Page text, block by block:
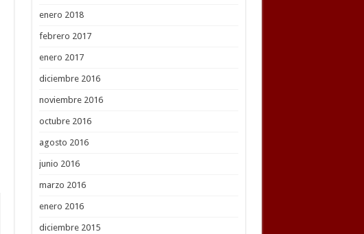
enero 2018
febrero 2017
enero 2017
diciembre 2016
noviembre 2016
octubre 2016
agosto 2016
junio 2016
marzo 2016
enero 2016
diciembre 2015